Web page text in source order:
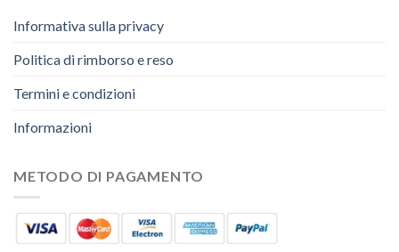
Informativa sulla privacy
Politica di rimborso e reso
Termini e condizioni
Informazioni
METODO DI PAGAMENTO